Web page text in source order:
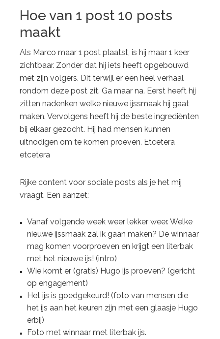
Hoe van 1 post 10 posts
maakt
Als Marco maar 1 post plaatst, is hij maar 1 keer
zichtbaar. Zonder dat hij iets heeft opgebouwd
met zijn volgers. Dit terwijl er een heel verhaal
rondom deze post zit. Ga maar na. Eerst heeft hij
zitten nadenken welke nieuwe ijssmaak hij gaat
maken. Vervolgens heeft hij de beste ingrediënten
bij elkaar gezocht. Hij had mensen kunnen
uitnodigen om te komen proeven. Etcetera
etcetera
Rijke content voor sociale posts als je het mij
vraagt. Een aanzet:
Vanaf volgende week weer lekker weer. Welke
nieuwe ijssmaak zal ik gaan maken? De winnaar
mag komen voorproeven en krijgt een literbak
met het nieuwe ijs! (intro)
Wie komt er (gratis) Hugo ijs proeven? (gericht
op engagement)
Het ijs is goedgekeurd! (foto van mensen die
het ijs aan het keuren zijn met een glaasje Hugo
erbij)
Foto met winnaar met literbak ijs.